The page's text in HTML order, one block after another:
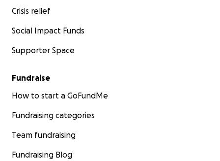
Crisis relief
Social Impact Funds
Supporter Space
Fundraise
How to start a GoFundMe
Fundraising categories
Team fundraising
Fundraising Blog